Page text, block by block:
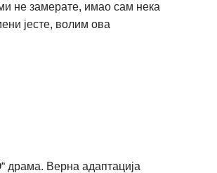
не замерате, имао сам нека
јесте, волим ова
драма. Верна адаптација